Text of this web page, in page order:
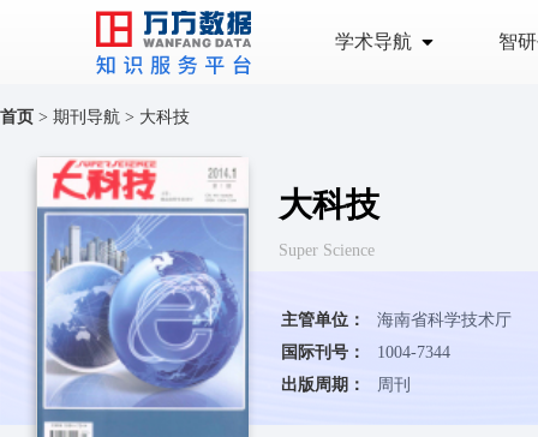
学术导航 智
首页 > 期刊导航 > 大科技
大科技
Super Science
主管单位：
海南省科学技术厅
国际刊号：
1004-7344
出版周期：
周刊